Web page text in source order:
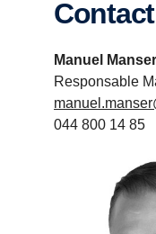
Contact
Manuel Manser
Responsable
044 800 14 85